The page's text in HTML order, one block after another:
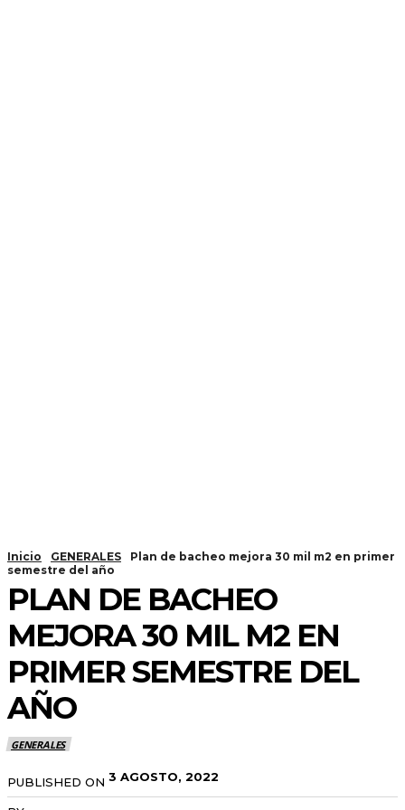
Inicio GENERALES
Plan de bacheo mejora 30 mil m2 en primer
semestre del año
PLAN DE BACHEO
MEJORA 30 MIL M2 EN
PRIMER SEMESTRE DEL
AÑO
GENERALES
PUBLISHED ON 3 AGOSTO, 2022